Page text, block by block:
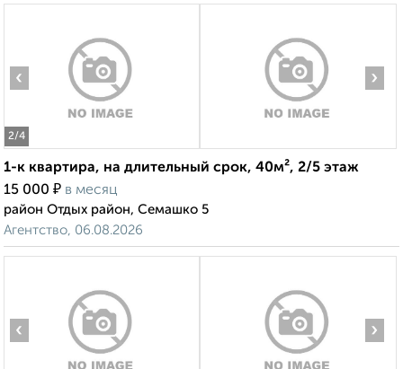
2/4
‹ ›
1-к квартира, на длительный срок, 40м², 2/5 этаж
15 000 ₽ в месяц
район Отдых район, Семашко 5
Агентство, 06.08.2026
‹ ›